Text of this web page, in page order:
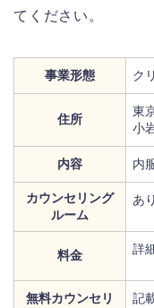
てください。
事業形態 ク
住所
東
小
内容 内
カウンセリング
ルーム
あり
料金 詳
無料カウンセリ 記